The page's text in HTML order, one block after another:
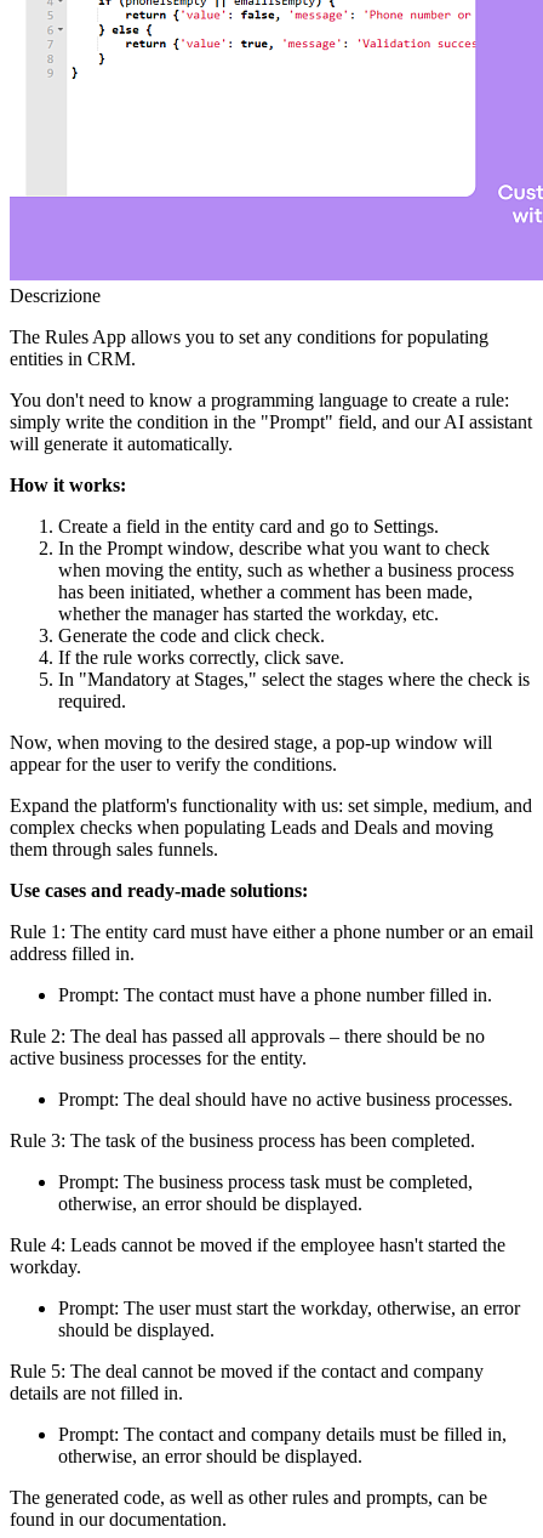
Descrizione
The Rules App allows you to set any conditions for populating
entities in CRM.
You don't need to know a programming language to create a rule:
simply write the condition in the "Prompt" field, and our AI assistant
will generate it automatically.
How it works:
Create a field in the entity card and go to Settings.
In the Prompt window, describe what you want to check
when moving the entity, such as whether a business process
has been initiated, whether a comment has been made,
whether the manager has started the workday, etc.
Generate the code and click check.
If the rule works correctly, click save.
In "Mandatory at Stages," select the stages where the check is
required.
Now, when moving to the desired stage, a pop-up window will
appear for the user to verify the conditions.
Expand the platform's functionality with us: set simple, medium, and
complex checks when populating Leads and Deals and moving
them through sales funnels.
Use cases and ready-made solutions:
Rule 1: The entity card must have either a phone number or an email
address filled in.
Prompt: The contact must have a phone number filled in.
Rule 2: The deal has passed all approvals – there should be no
active business processes for the entity.
Prompt: The deal should have no active business processes.
Rule 3: The task of the business process has been completed.
Prompt: The business process task must be completed,
otherwise, an error should be displayed.
Rule 4: Leads cannot be moved if the employee hasn't started the
workday.
Prompt: The user must start the workday, otherwise, an error
should be displayed.
Rule 5: The deal cannot be moved if the contact and company
details are not filled in.
Prompt: The contact and company details must be filled in,
otherwise, an error should be displayed.
The generated code, as well as other rules and prompts, can be
found in our documentation.